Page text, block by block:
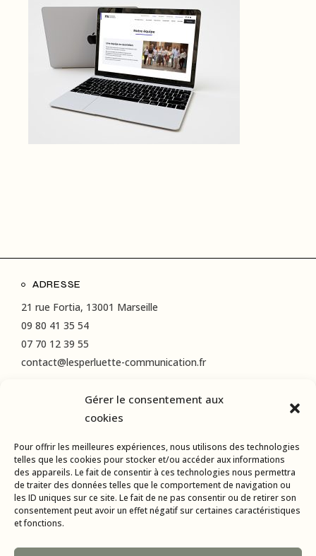
Gérer le consentement aux
cookies
Pour offrir les meilleures expériences, nous utilisons des technologies
telles que les cookies pour stocker et/ou accéder aux informations
des appareils. Le fait de consentir à ces technologies nous permettra
de traiter des données telles que le comportement de navigation ou
les ID uniques sur ce site. Le fait de ne pas consentir ou de retirer son
consentement peut avoir un effet négatif sur certaines caractéristiques
et fonctions.
ADRESSE
21 rue Fortia, 13001 Marseille
09 80 41 35 54
07 70 12 39 55
contact@lesperluette-communication.fr
RÉSEAUX SOCIAUX
LinkedIn
Facebook